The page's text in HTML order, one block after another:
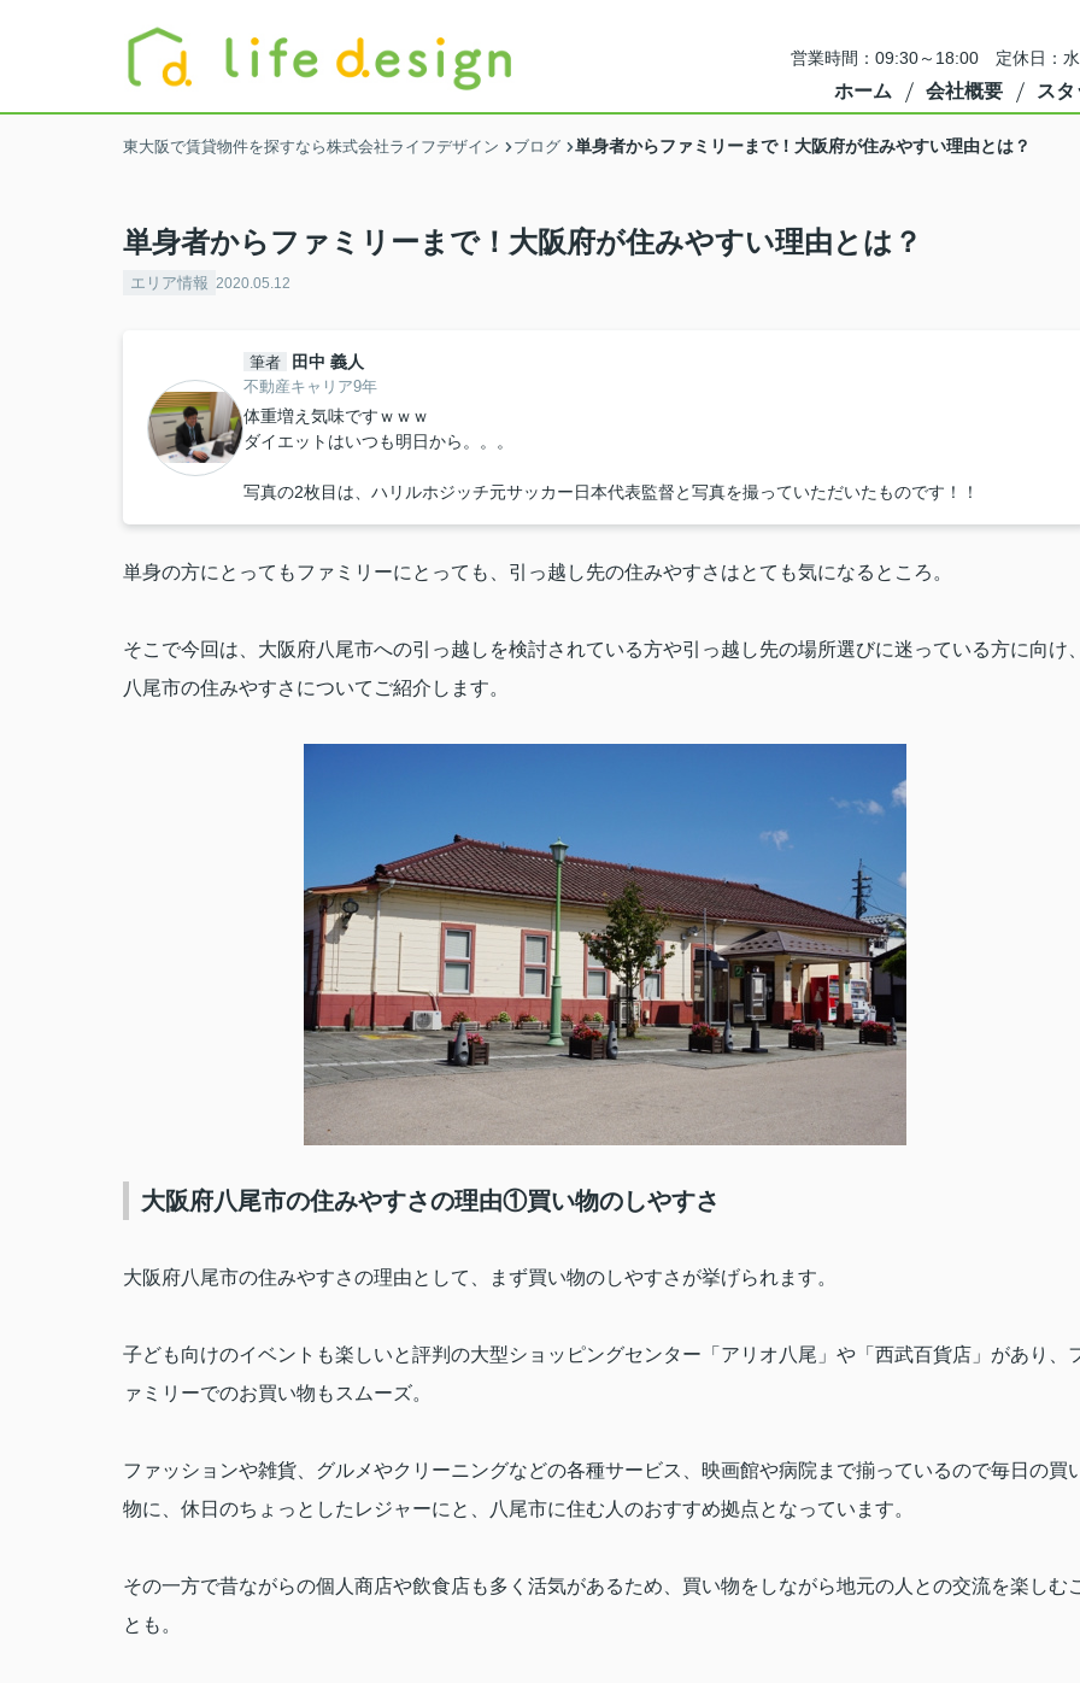
営業時間：09:30～18:00 定休日：
ホーム 会社概要 スタ
東大阪で賃貸物件を探すなら株式会社ライフデザイン ブログ 単身者からファミリーまで！大阪府が住みやすい理由とは？
単身者からファミリーまで！大阪府が住みやすい理由とは？
エリア情報 2020.05.12
筆者 田中 義人
不動産キャリア9年
体重増え気味ですｗｗｗ
ダイエットはいつも明日から。。。
写真の2枚目は、ハリルホジッチ元サッカー日本代表監督と写真を撮っていただいたものです！！
単身の方にとってもファミリーにとっても、引っ越し先の住みやすさはとても気になるところ。
そこで今回は、大阪府八尾市への引っ越しを検討されている方や引っ越し先の場所選びに迷っている方に向け
八尾市の住みやすさについてご紹介します。
大阪府八尾市の住みやすさの理由①買い物のしやすさ
大阪府八尾市の住みやすさの理由として、まず買い物のしやすさが挙げられます。
子ども向けのイベントも楽しいと評判の大型ショッピングセンター「アリオ八尾」や「西武百貨店」があり、
ァミリーでのお買い物もスムーズ。
ファッションや雑貨、グルメやクリーニングなどの各種サービス、映画館や病院まで揃っているので毎日の買
物に、休日のちょっとしたレジャーにと、八尾市に住む人のおすすめ拠点となっています。
その一方で昔ながらの個人商店や飲食店も多く活気があるため、買い物をしながら地元の人との交流を楽しむ
とも。